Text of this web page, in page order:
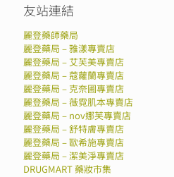
友站連結
麗登藥師藥局
麗登藥局 – 雅漾專賣店
麗登藥局 – 艾芙美專賣店
麗登藥局 – 蔻蘿蘭專賣店
麗登藥局 – 克奈圃專賣店
麗登藥局 – 薇霓肌本專賣店
麗登藥局 – nov娜芙專賣店
麗登藥局 – 舒特膚專賣店
麗登藥局 – 歐希施專賣店
麗登藥局 – 潔美淨專賣店
DRUGMART 藥妝市集